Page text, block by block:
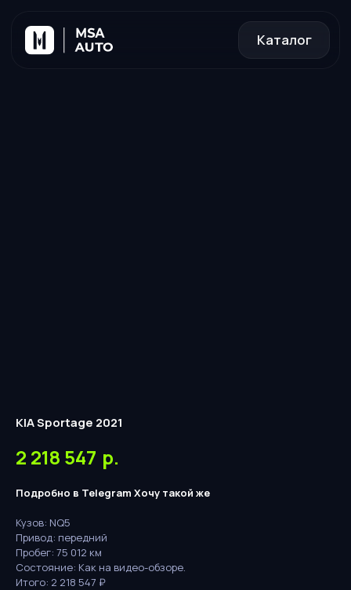
KIA Sportage 2021
2 218 547 р.
Подробно в Telegram Хочу такой же
Кузов: NQ5
Привод: передний
Пробег: 75 012 км
Состояние: Как на видео-обзоре.
Итого: 2 218 547 ₽